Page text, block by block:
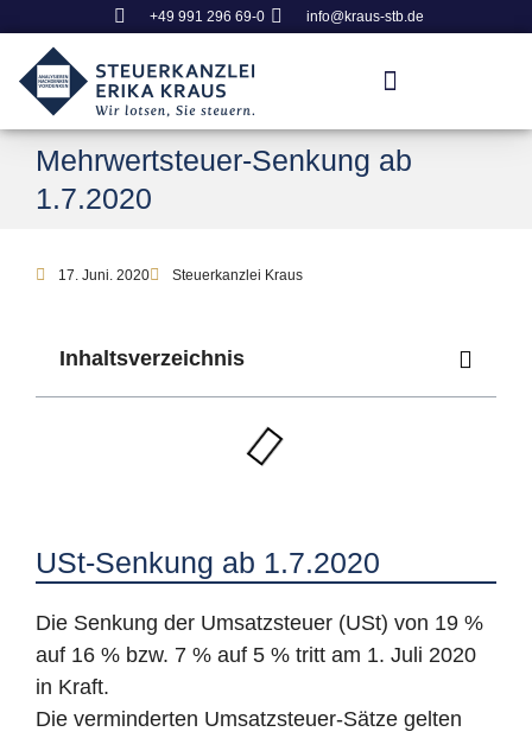
+49 991 296 69-0 info@kraus-stb.de
Mehrwertsteuer-Senkung ab
1.7.2020
17. Juni. 2020 Steuerkanzlei Kraus
Inhaltsverzeichnis
USt-Senkung ab 1.7.2020
Die Senkung der Umsatzsteuer (USt) von 19 %
auf 16 % bzw. 7 % auf 5 % tritt am 1. Juli 2020
in Kraft.
Die verminderten Umsatzsteuer-Sätze gelten